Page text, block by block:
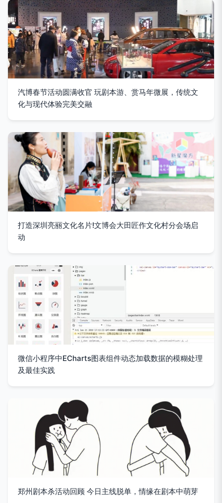
汽博春节活动圆满收官 玩剧本游、赏马年微展，传统文
化与现代体验完美交融
打造深圳亮丽文化名片!文博会大田匠作文化村分会场启
动
微信小程序中ECharts图表组件动态加载数据的模糊处理
及最佳实践
郑州剧本杀活动回顾 今日主线脱单，情缘在剧本中萌芽